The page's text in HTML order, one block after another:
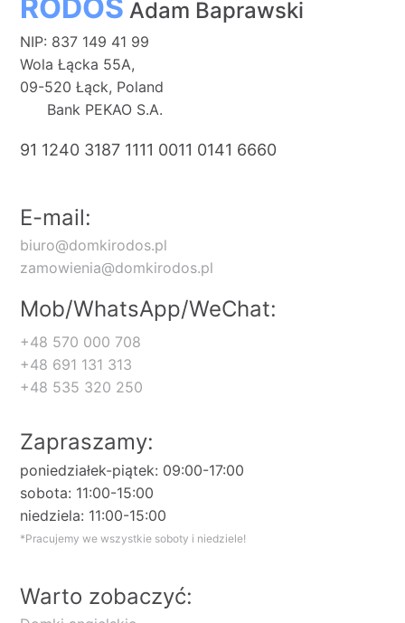
RODOS Adam Baprawski
NIP: 837 149 41 99
Wola Łącka 55A,
09-520 Łąck, Poland
Bank PEKAO S.A.
91 1240 3187 1111 0011 0141 6660
E-mail:
biuro@domkirodos.pl
zamowienia@domkirodos.pl
Mob/WhatsApp/WeChat:
+48 570 000 708
+48 691 131 313
+48 535 320 250
Zapraszamy:
poniedziałek-piątek: 09:00-17:00
sobota: 11:00-15:00
niedziela: 11:00-15:00
*Pracujemy we wszystkie soboty i niedziele!
Warto zobaczyć: